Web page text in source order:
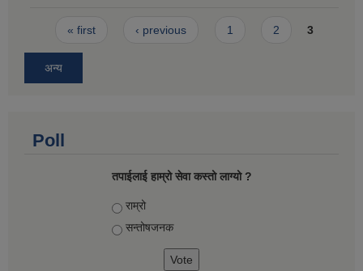
Pages
« first ‹ previous 1 2 3
अन्य
Poll
तपाईलाई हाम्रो सेवा कस्तो लाग्यो ?
Choices
राम्रो
सन्तोषज‍नक